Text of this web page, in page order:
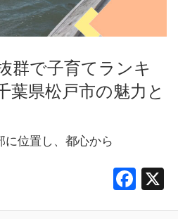
群で子育てランキ
葉県松戸市の魅力と
に位置し、都心から
F